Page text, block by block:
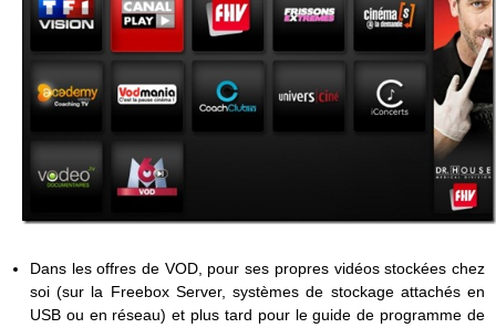
Dans les offres de VOD, pour ses propres vidéos stockées chez
soi (sur la Freebox Server, systèmes de stockage attachés en
USB ou en réseau) et plus tard pour le guide de programme de